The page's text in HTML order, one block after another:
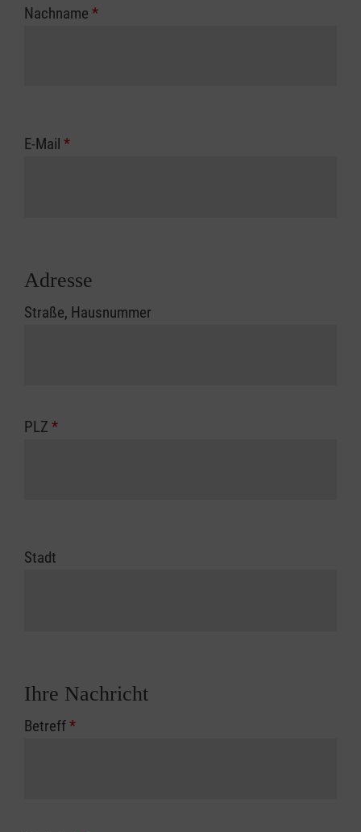
Nachname *
E-Mail *
Adresse
Straße, Hausnummer
PLZ *
Stadt
Ihre Nachricht
Betreff*